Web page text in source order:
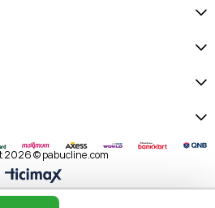
2026 © pabucline.com